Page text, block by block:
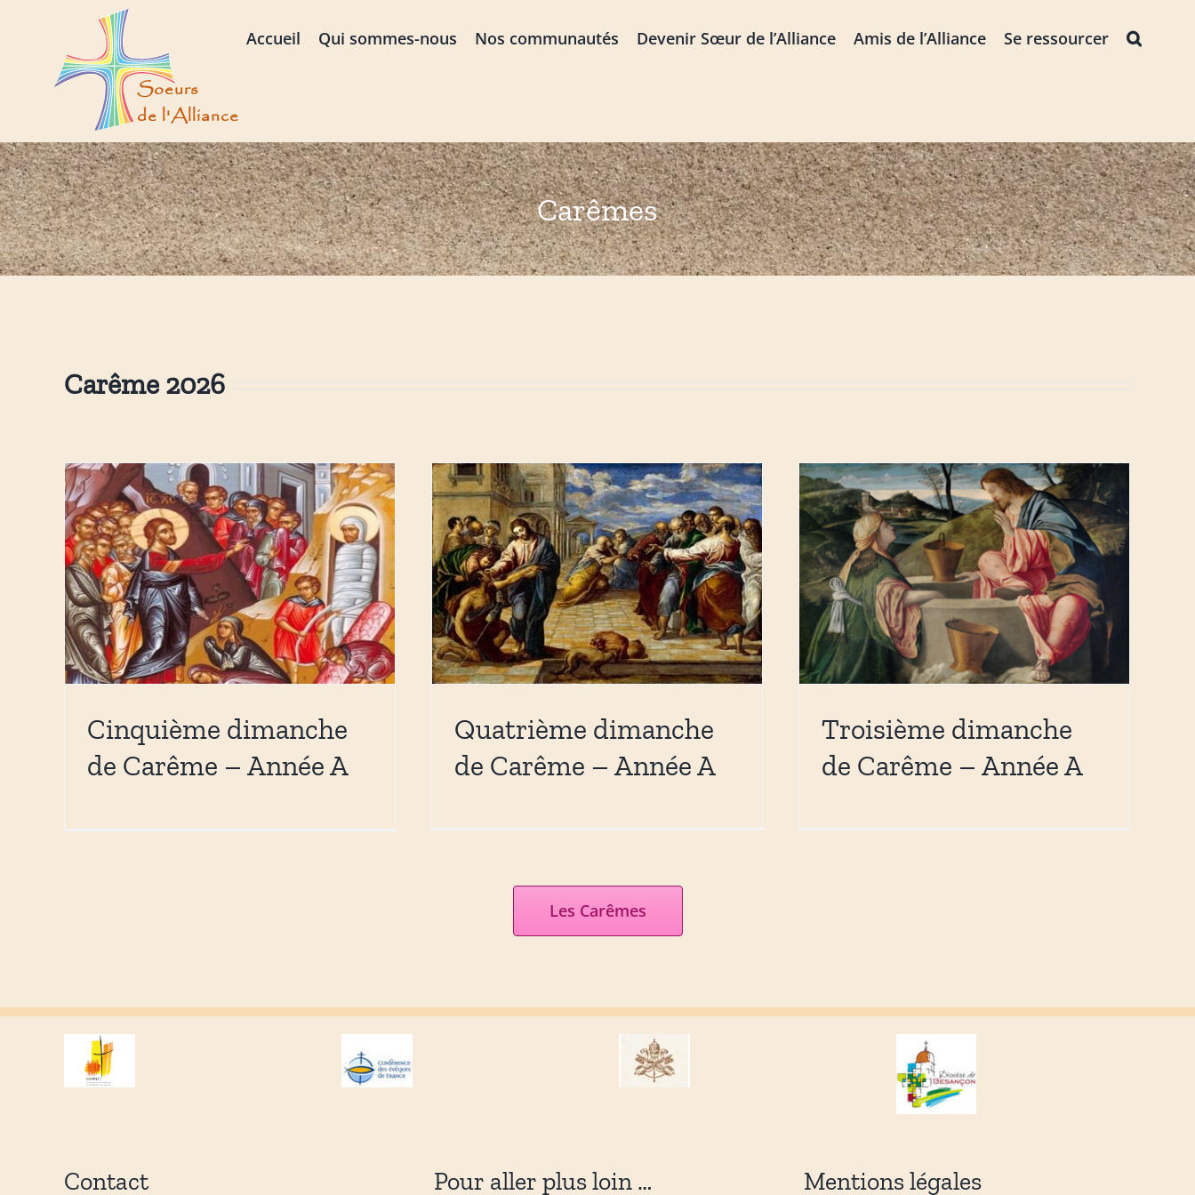
Accueil Qui sommes-nous Nos communautés Devenir Sœur de l’Alliance Amis de l’Alliance Se ressourcer
Carêmes
Carême 2026
Cinquième dimanche
de Carême – Année A
Quatrième dimanche
de Carême – Année A
Troisième dimanche
de Carême – Année A
Les Carêmes
Contact Pour aller plus loin … Mentions légales